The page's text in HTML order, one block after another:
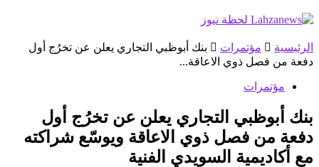
الرئيسية مؤتمرات
بنك أبوظبي التجاري يعلن عن تخرُج أول
دفعة من فصل ذوي الاعاقة...
مؤتمرات
بنك أبوظبي التجاري يعلن عن تخرُج أول
دفعة من فصل ذوي الاعاقة ويوسّع شراكته
مع أكاديمية السويدي الفنية